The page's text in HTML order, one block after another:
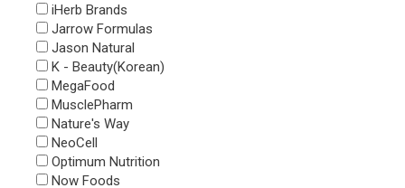
iHerb Brands
Jarrow Formulas
Jason Natural
K - Beauty(Korean)
MegaFood
MusclePharm
Nature's Way
NeoCell
Optimum Nutrition
Now Foods